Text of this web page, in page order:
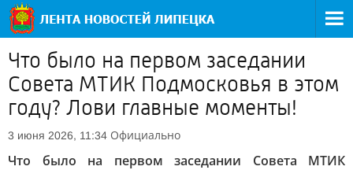
Что было на первом заседании
Совета МТИК Подмосковья в этом
году? Лови главные моменты!
3 июня 2026, 11:34 Официально
Что было на первом заседании Совета МТИК